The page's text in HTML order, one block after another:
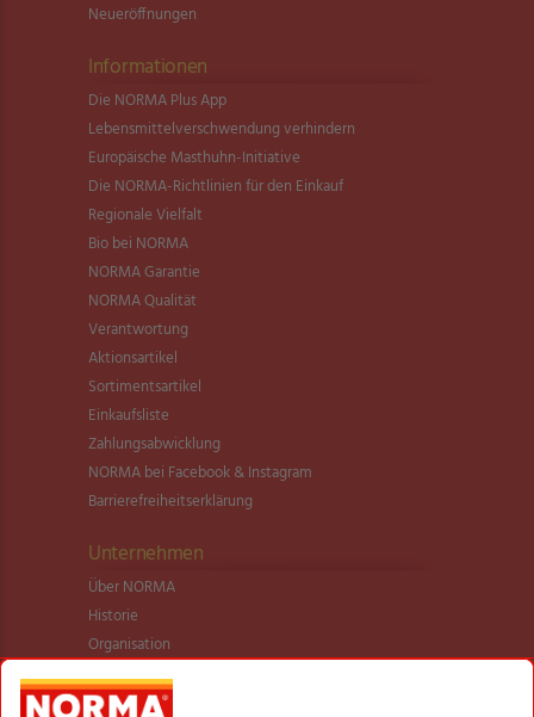
Neueröffnungen
Informationen
Die NORMA Plus App
Lebensmittel­verschwendung verhindern
Europäische Masthuhn-Initiative
Die NORMA-Richtlinien für den Einkauf
Regionale Vielfalt
Bio bei NORMA
NORMA Garantie
NORMA Qualität
Verantwortung
Aktionsartikel
Sortimentsartikel
Einkaufsliste
Zahlungsabwicklung
NORMA bei Facebook & Instagram
Barrierefreiheitserklärung
Unternehmen
Über NORMA
Historie
Organisation
International
Logistik